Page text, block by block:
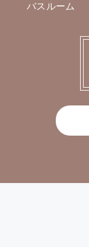
バスルーム